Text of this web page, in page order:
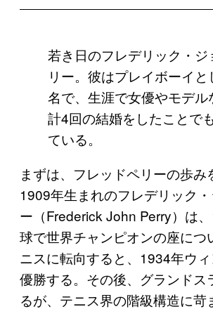
若き日のフレデリック・ジ
リー。彼はプレイボーイ
名で、生涯で女優やモデル
計4回の結婚をしたことで
ている。
まずは、フレッドペリーの歩み
1909年生まれのフレデリック
ー（Frederick John Perry）は
球で世界チャンピオンの座につ
ニスに転向すると、1934年ウ
優勝する。その後、グランドス
るが、テニス界の階級構造に苛